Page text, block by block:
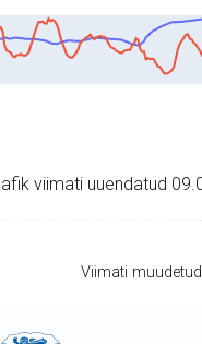
viimati uuendatud
Viimati